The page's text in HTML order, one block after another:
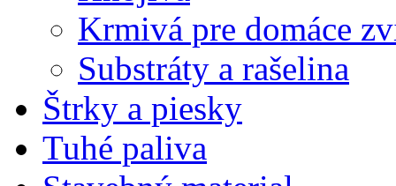
Krmivá pre domáce
Substráty a rašelina
Štrky a piesky
Tuhé paliva